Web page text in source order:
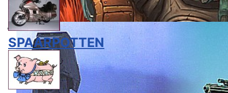
SPAARPOTTEN